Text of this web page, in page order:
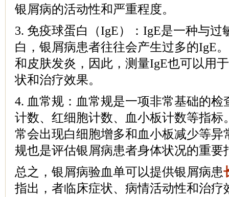
银屑病的活动性和严重程度。
3. 免疫球蛋白（IgE）：IgE是一种与过
白，银屑病患者往往会产生过多的IgE
和皮肤发炎，因此，测量IgE也可以用
状和治疗效果。
4. 血常规：血常规是一项非常基础的检
计数、红细胞计数、血小板计数等指标
常会出现白细胞增多和血小板减少等异
规也是评估银屑病患者身体状况的重要
总之，银屑病验血单可以提供银屑病患
指出，者临床症状、病情活动性和治疗